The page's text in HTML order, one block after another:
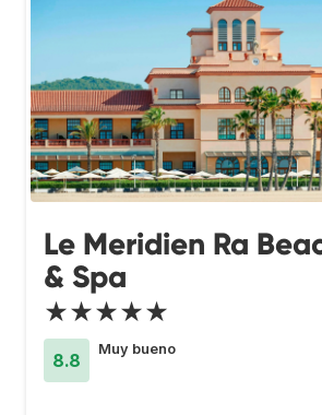
Le Meridien Ra
& Spa
★★★★★
8.8
Muy bueno